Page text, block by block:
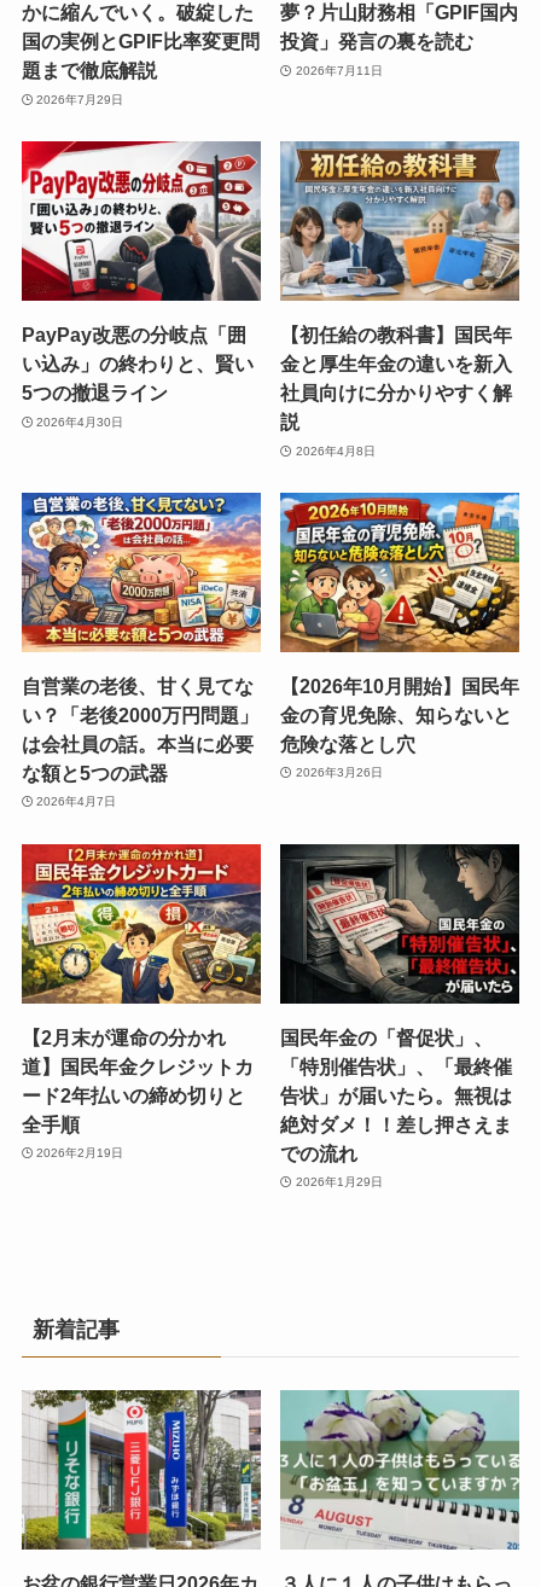
かに縮んでいく。破綻した
国の実例とGPIF比率変更問
題まで徹底解説
2026年7月29日
夢？片山財務相「GPIF国内
投資」発言の裏を読む
2026年7月11日
PayPay改悪の分岐点「囲
い込み」の終わりと、賢い
5つの撤退ライン
2026年4月30日
【初任給の教科書】国民年
金と厚生年金の違いを新入
社員向けに分かりやすく解
説
2026年4月8日
自営業の老後、甘く見てな
い？「老後2000万円問題」
は会社員の話。本当に必要
な額と5つの武器
2026年4月7日
【2026年10月開始】国民年
金の育児免除、知らないと
危険な落とし穴
2026年3月26日
【2月末が運命の分かれ
道】国民年金クレジットカ
ード2年払いの締め切りと
全手順
2026年2月19日
国民年金の「督促状」、
「特別催告状」、「最終催
告状」が届いたら。無視は
絶対ダメ！！差し押さえま
での流れ
2026年1月29日
新着記事